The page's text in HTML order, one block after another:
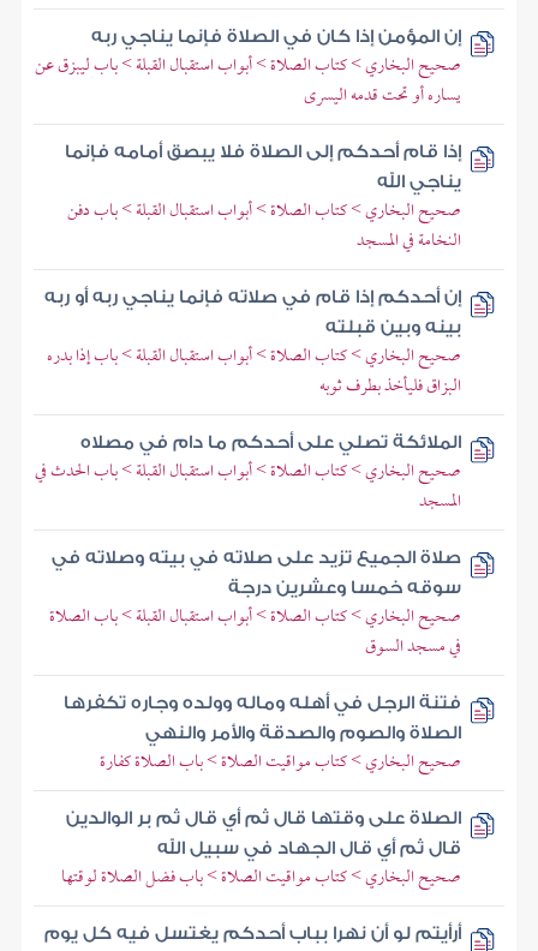
إن المؤمن إذا كان في الصلاة فإنما يناجي ربه
صحيح البخاري > كتاب الصلاة > أبواب استقبال القبلة > باب ليبزق عن
يساره أو تحت قدمه اليسرى
إذا قام أحدكم إلى الصلاة فلا يبصق أمامه فإنما
يناجي الله
صحيح البخاري > كتاب الصلاة > أبواب استقبال القبلة > باب دفن
النخامة في المسجد
إن أحدكم إذا قام في صلاته فإنما يناجي ربه أو ربه
بينه وبين قبلته
صحيح البخاري > كتاب الصلاة > أبواب استقبال القبلة > باب إذا بدره
البزاق فليأخذ بطرف ثوبه
الملائكة تصلي على أحدكم ما دام في مصلاه
صحيح البخاري > كتاب الصلاة > أبواب استقبال القبلة > باب الحدث في
المسجد
صلاة الجميع تزيد على صلاته في بيته وصلاته في
سوقه خمسا وعشرين درجة
صحيح البخاري > كتاب الصلاة > أبواب استقبال القبلة > باب الصلاة
في مسجد السوق
فتنة الرجل في أهله وماله وولده وجاره تكفرها
الصلاة والصوم والصدقة والأمر والنهي
صحيح البخاري > كتاب مواقيت الصلاة > باب الصلاة كفارة
الصلاة على وقتها قال ثم أي قال ثم بر الوالدين
قال ثم أي قال الجهاد في سبيل الله
صحيح البخاري > كتاب مواقيت الصلاة > باب فضل الصلاة لوقتها
أرأيتم لو أن نهرا بباب أحدكم يغتسل فيه كل يوم